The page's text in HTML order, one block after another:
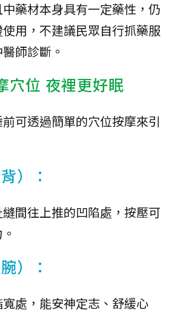
藥材本身具有一定藥性，仍
用，不建議民眾自行抓藥服
師診斷。
穴位 夜裡更好眠
可透過簡單的穴位按摩來引
）：
間往上推的凹陷處，按壓可
）：
處，能安神定志、舒緩心